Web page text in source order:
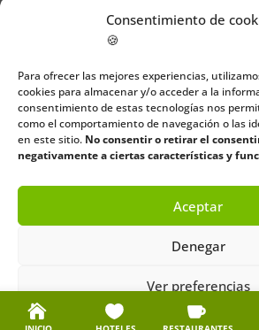
Consentimiento de
🍪
Para ofrecer las mejores experiencias,
cookies para almacenar y/o acceder a la
consentimiento de estas tecnologías nos
como el comportamiento de navegación o las
en este sitio. No consentir o retirar el
negativamente a ciertas características y
Aceptar
Denegar
Ver preferencias
Política de cookiesPolítica de
Guarda mi nombre, correo
electrónico y web en este
para la próxima vez que
Enviar